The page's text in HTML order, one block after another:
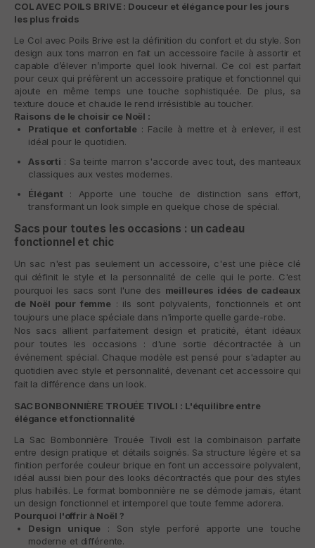
COL AVEC POILS BRIVE : Douceur et élégance pour les jours
les plus froids
Le Col avec Poils Brive est la définition du confort et du style. Son
design aux tons marron en fait un accessoire facile à assortir et
capable d’élever n’importe quel look hivernal. Ce col est parfait
pour ceux qui préfèrent un accessoire pratique et fonctionnel qui
ajoute en même temps une touche sophistiquée. De plus, sa
texture douce et chaude le rend irrésistible au toucher.
Raisons de le choisir ce Noël :
Pratique et confortable : Facile à mettre et à enlever, il est
idéal pour le quotidien.
Assorti : Sa teinte marron s'accorde avec tout, des manteaux
classiques aux vestes modernes.
Élégant : Apporte une touche de distinction sans effort,
transformant un look simple en quelque chose de spécial.
Sacs pour toutes les occasions : un cadeau
fonctionnel et chic
Un sac n'est pas seulement un accessoire, c'est une pièce clé
qui définit le style et la personnalité de celle qui le porte. C'est
pourquoi les sacs sont l'une des meilleures idées de cadeaux
de Noël pour femme : ils sont polyvalents, fonctionnels et ont
toujours une place spéciale dans n'importe quelle garde-robe.
Nos sacs allient parfaitement design et praticité, étant idéaux
pour toutes les occasions : d'une sortie décontractée à un
événement spécial. Chaque modèle est pensé pour s'adapter au
quotidien avec style et personnalité, devenant cet accessoire qui
fait la différence dans un look.
SAC BONBONNIÈRE TROUÉE TIVOLI : L'équilibre entre
élégance et fonctionnalité
La Sac Bombonnière Trouée Tivoli est la combinaison parfaite
entre design pratique et détails soignés. Sa structure légère et sa
finition perforée couleur brique en font un accessoire polyvalent,
idéal aussi bien pour des looks décontractés que pour des styles
plus habillés. Le format bombonnière ne se démode jamais, étant
un design fonctionnel et intemporel que toute femme adorera.
Pourquoi l'offrir à Noël ?
Design unique : Son style perforé apporte une touche
moderne et différente.